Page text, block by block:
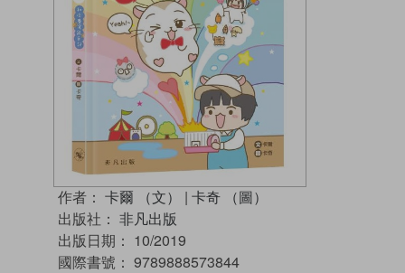
作者： 卡爾 （文） | 卡奇 （圖）
出版社： 非凡出版
出版日期： 10/2019
國際書號： 9789888573844